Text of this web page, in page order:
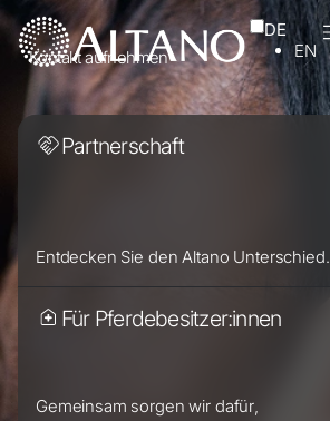
DE
EN
Kontakt aufnehmen
Partnerschaft
Entdecken Sie den Altano Unterschied.
Für Pferdebesitzer:innen
Gemeinsam sorgen wir dafür,